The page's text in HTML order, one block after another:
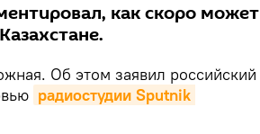
как скоро может
Об этом заявил российский
радиостудии Sputnik